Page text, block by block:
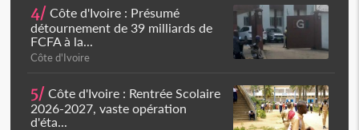
4/ Côte d'Ivoire : Présumé
détournement de 39 milliards de
FCFA à la...
Côte d'Ivoire
5/ Côte d'Ivoire : Rentrée Scolaire
2026-2027, vaste opération
d'éta...